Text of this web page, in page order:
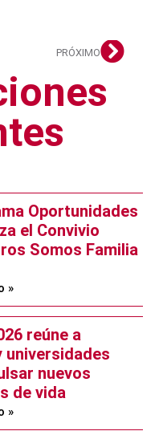
PRÓXIMO
Oportunidades
el Convivio
Somos Familia
»
reúne a
universidades
nuevos
de vida
»